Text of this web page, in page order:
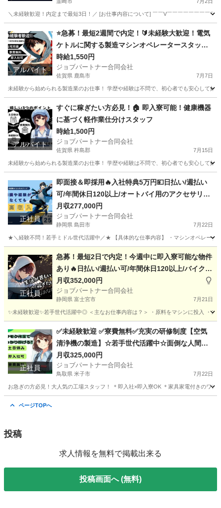
＼未経験歓迎！内定まで最短3日！／ [お仕事内容について] ￣￣V￣￣￣￣￣￣￣￣
工場 スタッフ
アルバイト
⭐急募！最短2週間で内定！🔰未経験大歓迎！電気
ケトルに関する製造マシンオペレータースタッ
フ！
時給1,550円
ジョブパートナー合同会社
佐賀県 鹿島市 7月7日
未経験から始められる製造業のお仕事！ 学歴や経験は不問で、初心者でも安心して
工場 時給
アルバイト
すぐに稼ぎたい方必見！🏠 即入寮可能！健康機器
に基づく軽作業仕分けスタッフ
時給1,500円
ジョブパートナー合同会社
佐賀県 杵島郡 7月15日
未経験から始められる製造業のお仕事！ 学歴や経験は不問で、初心者でも安心して
工場 スタッフ
正社員
即面接＆即採用🔥入社特典5万円💴日払い/週払い
可/年間休日120以上/オートバイ用のアクセサリー
（ヘルメット、グローブ、シートカバーなど）に
関する軽作業マシンオペレーター
月収277,000円
ジョブパートナー合同会社
静岡県 島田市 7月22日
★＼経験不問！若手ミドル世代活躍中／★ 【具体的な仕事内容】 ・マシンオペレータ
工場 オペレーター
正社員
急募！最短2日で内定！今週中に即入寮可能な物件
あり🔥日払い/週払い可/年間休日120以上/バイクや
自転車用のヘルメットに関する軽作業補助
月収352,000円
ジョブパートナー合同会社
静岡県 富士宮市 7月21日
✨未経験歓迎✨若手世代活躍中◎ ＜主なお仕事内容は？＞ ・原料をマシンに投入 ・
工場 未経験
正社員
✅未経験歓迎 ✅寮費無料✅充実の研修制度【空気
清浄機の製造】☆若手世代活躍中☆面倒な人間関
係はナシ！
月収325,000円
ジョブパートナー合同会社
鳥取県 米子市 7月22日
お急ぎの方必見！大人気の工場スタッフ！ ＊即入社×即入寮OK ＊家具家電付きのワ
ページTOPへ
投稿
求人情報を無料で掲載出来る
投稿画面へ (無料)